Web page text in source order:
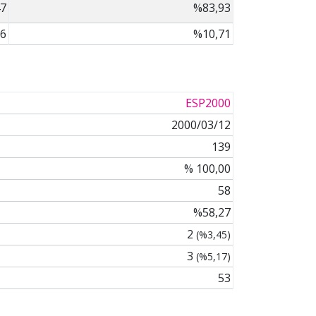
%83,93
6
%10,71
ESP2000
2000/03/12
139
% 100,00
58
%58,27
2 (%3,45)
3 (%5,17)
53